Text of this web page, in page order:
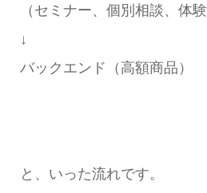
（セミナー、個別相談、体験
↓
バックエンド（高額商品）
と、いった流れです。